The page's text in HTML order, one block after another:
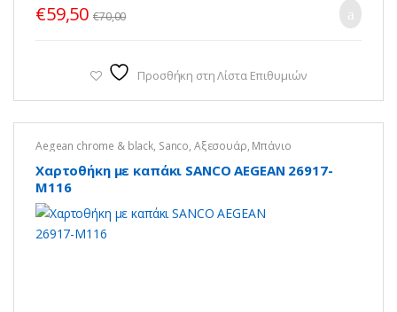
€59,50 €70,00
Προσθήκη στη Λίστα Επιθυμιών
Aegean chrome & black, Sanco, Αξεσουάρ, Μπάνιο
Χαρτοθήκη με καπάκι SANCO AEGEAN 26917-
Μ116